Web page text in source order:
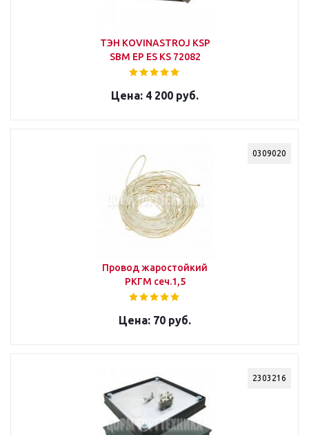
ТЭН KOVINASTROJ KSP
SBM EP ES KS 72082
4 200 руб.
0309020
Провод жаростойкий
РКГМ сеч.1,5
70 руб.
2303216